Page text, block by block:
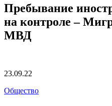
Пребывание
на контроле –
МВД
23.09.22
Общество